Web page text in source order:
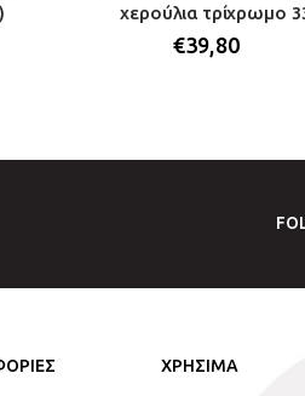
χερούλια τρίχρωμο
€39,80
ΧΡΗΣΙΜΑ